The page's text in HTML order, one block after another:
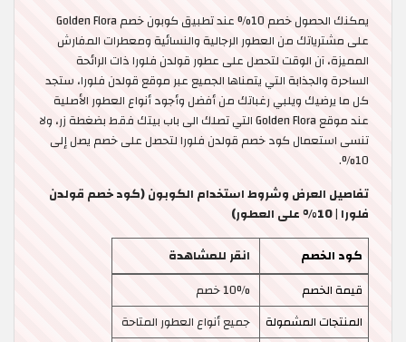
يمكنك الحصول خصم 10% عند تطبيق كوبون خصم Golden Flora
على مشترياتك من العطور الرجالية والنسائية ومعطرات المفارش
المميزة، آن الوقت لتحصل على عطور قولدن فلورا ذات الرائحة
الساحرة والجذابة التي يتمناها الجميع عبر موقع قولدن فلورا، ستجد
كل ما يرضيك ويلبي رغباتك من أفضل وأجود أنواع العطور الأصلية
عند موقع Golden Flora التي تصلك الى باب بيتك فقط بضغطة زر، ولا
تنسى استعمال كود خصم قولدن فلورا لتحصل على خصم يصل إلى
10%.
تفاصيل العرض وشروط استخدام الكوبون (كود خصم قولدن
فلورا | 10% على العطور)
كود الخصم
انقر للمشاهدة
قيمة الخصم
10% خصم
المنتجات المشمولة
جميع أنواع العطور المتاحة